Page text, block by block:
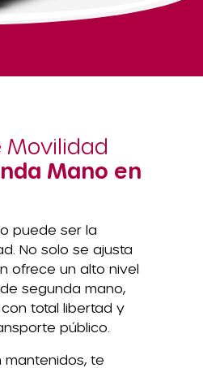
Movilidad
Mano en
puede ser la
No solo se ajusta
ofrece un alto nivel
segunda mano,
total libertad y
público.
mantenidos, te